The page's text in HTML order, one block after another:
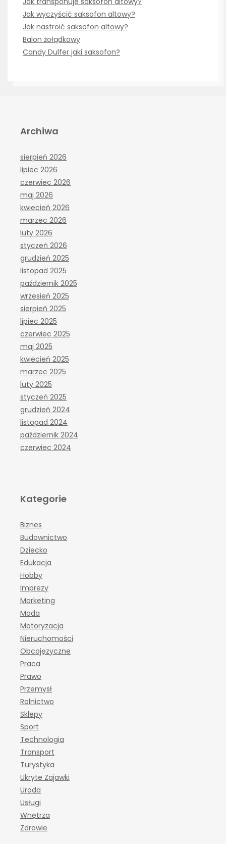
Jak wyczyścić saksofon altowy?
Jak nastroić saksofon altowy?
Balon żołądkowy
Candy Dulfer jaki saksofon?
Archiwa
sierpień 2026
lipiec 2026
czerwiec 2026
maj 2026
kwiecień 2026
marzec 2026
luty 2026
styczeń 2026
grudzień 2025
listopad 2025
październik 2025
wrzesień 2025
sierpień 2025
lipiec 2025
czerwiec 2025
maj 2025
kwiecień 2025
marzec 2025
luty 2025
styczeń 2025
grudzień 2024
listopad 2024
październik 2024
czerwiec 2024
Kategorie
Biznes
Budownictwo
Dziecko
Edukacja
Hobby
Imprezy
Marketing
Moda
Motoryzacja
Nieruchomości
Obcojęzyczne
Praca
Prawo
Przemysł
Rolnictwo
Sklepy
Sport
Technologia
Transport
Turystyka
Ukryte Zajawki
Uroda
Usługi
Wnętrza
Zdrowie